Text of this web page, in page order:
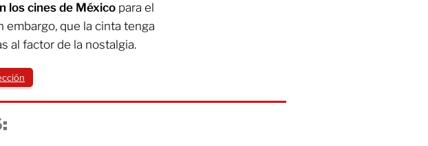
los cines de México para el
embargo, que la cinta tenga
al factor de la nostalgia.